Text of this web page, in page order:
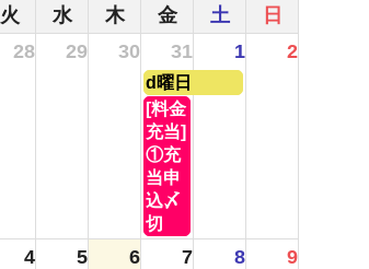
火 水 木 金 土
日
28 29 30 31 1 2
金
曜
日,
7
月
31st
2026
d曜日
金
曜
日,
7
月
31st
2026
[料金
充当]
①充
当申
込〆
切
4 5 6 7 8 9